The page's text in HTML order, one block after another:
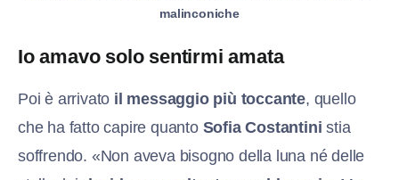
malinconiche
Io amavo solo sentirmi amata
Poi è arrivato il messaggio più toccante, quello
che ha fatto capire quanto Sofia Costantini stia
soffrendo. «Non aveva bisogno della luna né delle